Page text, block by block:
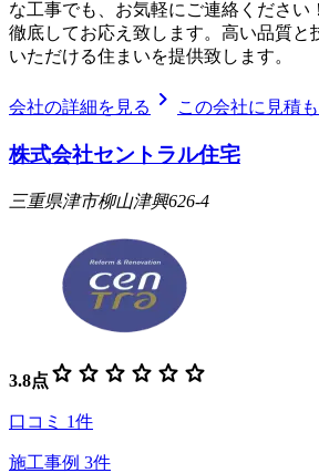
な工事でも、お気軽にご連絡ください
徹底してお応え致します。高い品質と
いただける住まいを提供致します。
会社の詳細を見る chevron_right この会社に見積
株式会社セントラル住宅
三重県津市柳山津興626-4
3.8点 star star star star star star
口コミ 1件
施工事例 3件